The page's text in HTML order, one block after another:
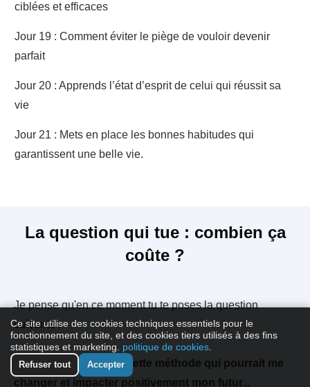
ciblées et efficaces
Jour 19 : Comment éviter le piège de vouloir devenir
parfait
Jour 20 : Apprends l’état d’esprit de celui qui réussit sa
vie
Jour 21 : Mets en place les bonnes habitudes qui
garantissent une belle vie.
La question qui tue : combien ça
coûte ?
Je pense qu'en ce moment tu te poses la question
suivante :
Mais dis-moi Hervé... Cette méthode qui pourrait me
changer et impacter positivement mon futur...
Ce site utilise des cookies techniques essentiels pour le
fonctionnement du site, et des cookies tiers utilisés à des fins
statistiques et marketing. politique de cookies
Refuser tout Accepter